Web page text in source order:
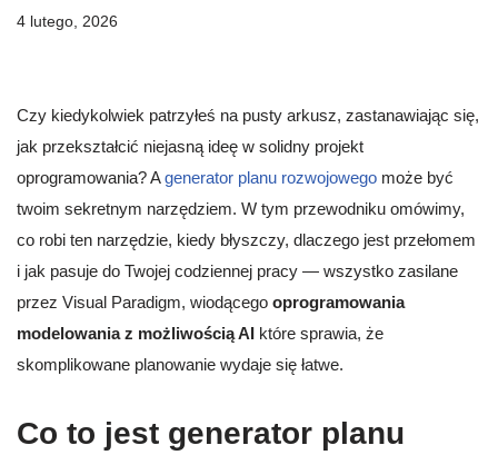
4 lutego, 2026
Czy kiedykolwiek patrzyłeś na pusty arkusz, zastanawiając się,
jak przekształcić niejasną ideę w solidny projekt
oprogramowania? Agenerator planu rozwojowego może być
twoim sekretnym narzędziem. W tym przewodniku omówimy,
co robi ten narzędzie, kiedy błyszczy, dlaczego jest przełomem
i jak pasuje do Twojej codziennej pracy — wszystko zasilane
przez Visual Paradigm, wiodącego oprogramowania
modelowania z możliwością AI które sprawia, że
skomplikowane planowanie wydaje się łatwe.
Co to jest generator planu